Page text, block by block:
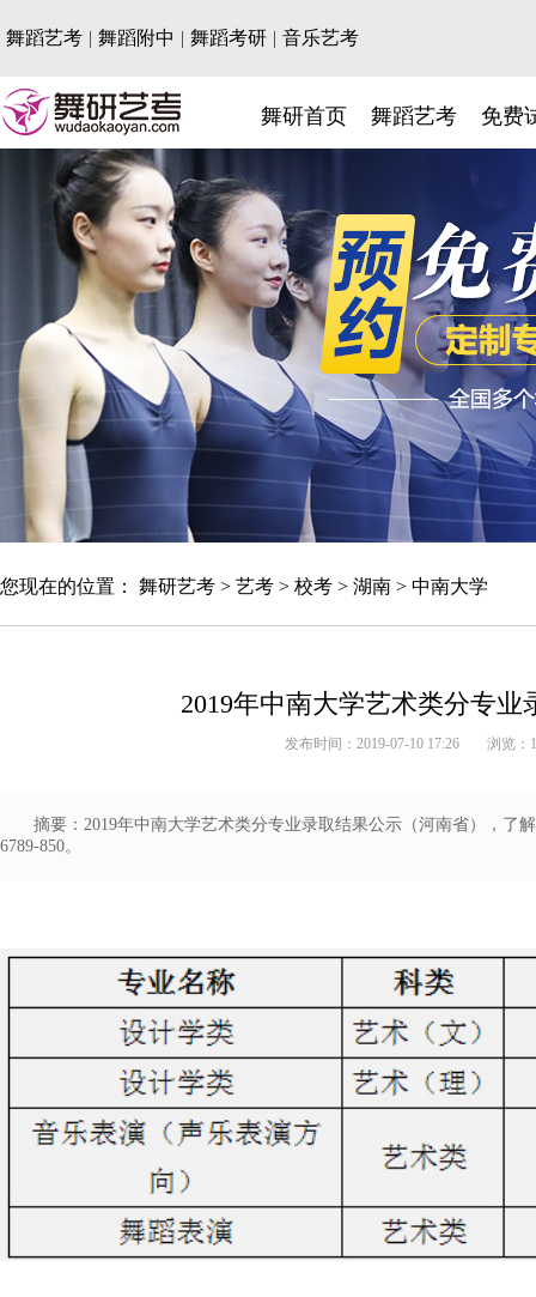
舞蹈艺考 | 舞蹈附中 | 舞蹈考研 | 音乐艺考
舞研首页 舞蹈艺考 免费
您现在的位置： 舞研艺考 > 艺考 > 校考 > 湖南 > 中南大学
2019年中南大学艺术类分专
发布时间：2019-07-10 17:26 浏览：
摘要：2019年中南大学艺术类分专业录取结果公示（河南省），了
6789-850。